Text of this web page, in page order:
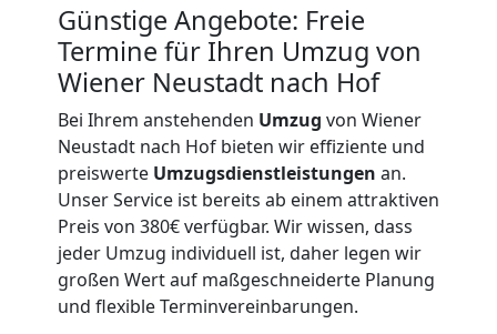
Günstige Angebote: Freie
Termine für Ihren Umzug von
Wiener Neustadt nach Hof
Bei Ihrem anstehenden Umzug von Wiener
Neustadt nach Hof bieten wir effiziente und
preiswerte Umzugsdienstleistungen an.
Unser Service ist bereits ab einem attraktiven
Preis von 380€ verfügbar. Wir wissen, dass
jeder Umzug individuell ist, daher legen wir
großen Wert auf maßgeschneiderte Planung
und flexible Terminvereinbarungen.
und
Lagerung
Wiener
Neustadt
Full-